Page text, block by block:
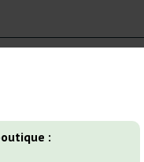
:
cannabis